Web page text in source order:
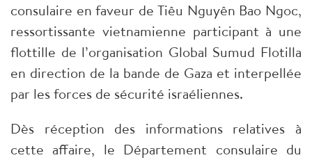
consulaire en faveur de Tiêu Nguyên Bao Ngoc,
ressortissante vietnamienne participant à une
flottille de l’organisation Global Sumud Flotilla
en direction de la bande de Gaza et interpellée
par les forces de sécurité israéliennes.
Dès réception des informations relatives à
cette affaire, le Département consulaire du